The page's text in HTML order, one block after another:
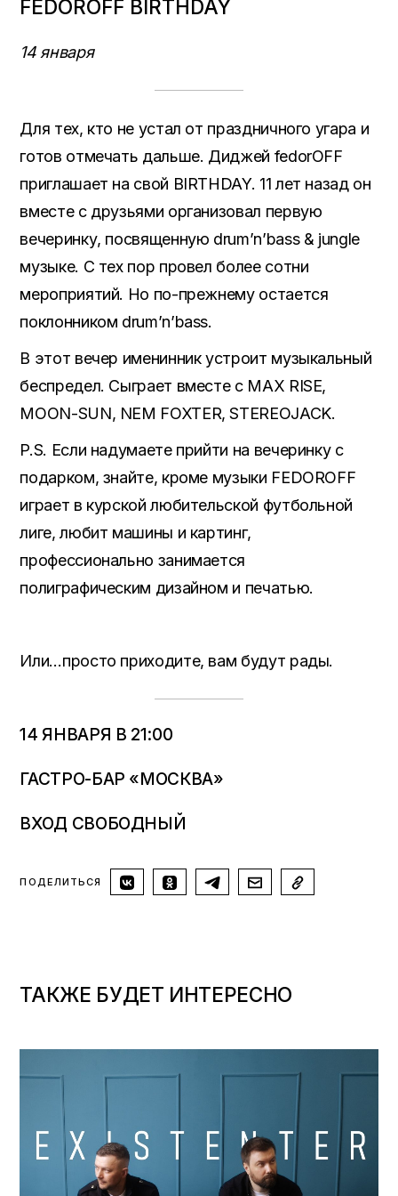
FEDOROFF BIRTHDAY
14 января
Для тех, кто не устал от праздничного угара и
готов отмечать дальше. Диджей fedorOFF
приглашает на свой BIRTHDAY. 11 лет назад он
вместе с друзьями организовал первую
вечеринку, посвященную drum’n’bass & jungle
музыке. С тех пор провел более сотни
мероприятий. Но по-прежнему остается
поклонником drum’n’bass.
В этот вечер именинник устроит музыкальный
беспредел. Сыграет вместе с MAX RISE,
MOON-SUN, NEM FOXTER, STEREOJACK.
P.S. Если надумаете прийти на вечеринку с
подарком, знайте, кроме музыки FEDOROFF
играет в курской любительской футбольной
лиге, любит машины и картинг,
профессионально занимается
полиграфическим дизайном и печатью.
Или…просто приходите, вам будут рады.
14 ЯНВАРЯ В 21:00
ГАСТРО-БАР «МОСКВА»
ВХОД СВОБОДНЫЙ
ПОДЕЛИТЬСЯ
ТАКЖЕ БУДЕТ ИНТЕРЕСНО